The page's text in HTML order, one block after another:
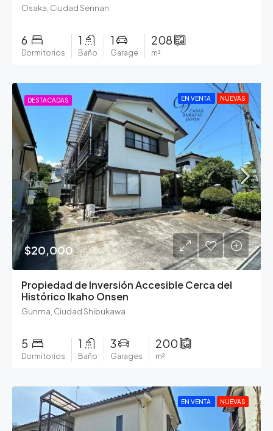
Osaka, Ciudad Sennan
6
Dormitorios
1
Baño
1
Garage
208
m²
DESTACADAS EN VENTA NUEVAS
$20,000
Propiedad de Inversión Accesible Cerca del
Histórico Ikaho Onsen
Gunma, Ciudad Shibukawa
5
Dormitorios
1
Baño
3
Garages
200
m²
EN VENTA NUEVAS